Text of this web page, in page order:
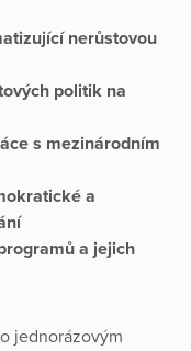
nerůstovou
politik na
s mezinárodním
a
a jejich
jednorázovým